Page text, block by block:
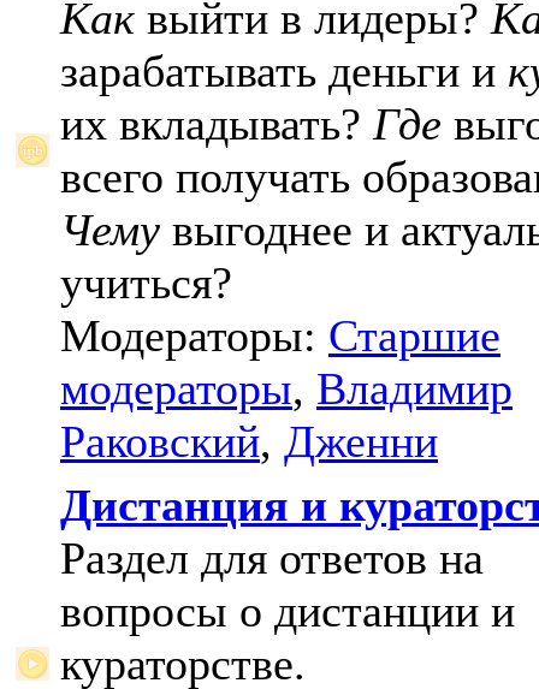
Как выйти в лидеры?
зарабатывать деньги и
их вкладывать? Где
всего получать
Чему выгоднее и
учиться?
Модераторы: Старшие
модераторы, Владимир
Раковский, Дженни
Дистанция и
Раздел для ответов на
вопросы о дистанции и
кураторстве.